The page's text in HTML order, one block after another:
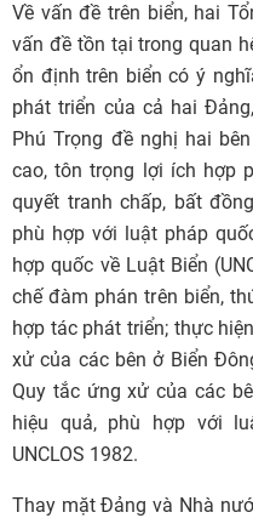
Về vấn đề trên biển, hai
vấn đề tồn tại trong quan
ổn định trên biển có ý
phát triển của cả hai
Phú Trọng đề nghị hai
cao, tôn trọng lợi ích hợp
quyết tranh chấp, bất
phù hợp với luật pháp
hợp quốc về Luật Biển
chế đàm phán trên biển,
hợp tác phát triển; thực
xử của các bên ở Biển
Quy tắc ứng xử của các
hiệu quả, phù hợp với
UNCLOS 1982.
Thay mặt Đảng và Nhà